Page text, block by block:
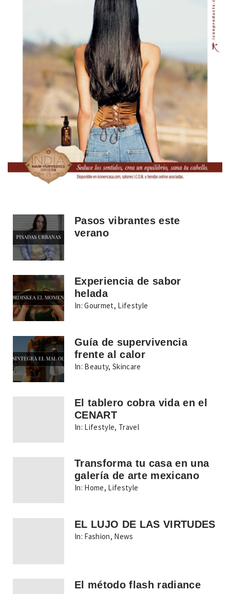
Pasos vibrantes este
verano
Experiencia de sabor
helada
In: Gourmet, Lifestyle
Guía de supervivencia
frente al calor
In: Beauty,Skincare
El tablero cobra vida en el
CENART
In: Lifestyle, Travel
Transforma tu casa en una
galería de arte mexicano
In: Home, Lifestyle
EL LUJO DE LAS VIRTUDES
In: Fashion, News
El método flash radiance